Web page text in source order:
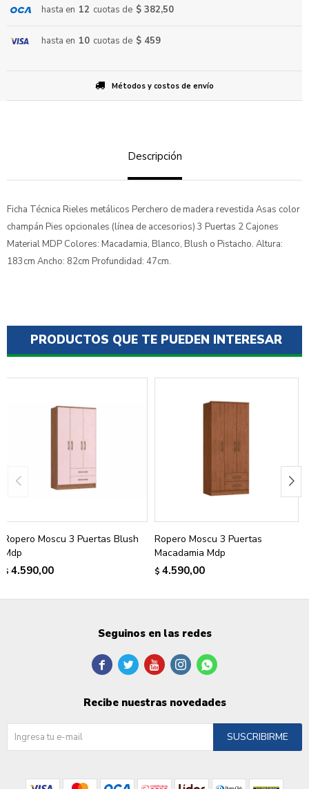
hasta en 12 cuotas de $ 382,50
hasta en 10 cuotas de $ 459
Métodos y costos de envío
Descripción
Ficha Técnica Rieles metálicos Perchero de madera revestida Asas color
champán Pies opcionales (línea de accesorios) 3 Puertas 2 Cajones
Material MDP Colores: Macadamia, Blanco, Blush o Pistacho. Altura:
183cm Ancho: 82cm Profundidad: 47cm.
PRODUCTOS QUE TE PUEDEN INTERESAR
Ropero Moscu 3 Puertas Blush
Mdp
$ 4.590,00
Ropero Moscu 3 Puertas
Macadamia Mdp
$ 4.590,00
Seguinos en las redes
    
Recibe nuestras novedades
SUSCRIBIRME